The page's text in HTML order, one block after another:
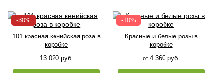
101 красная кенийская роза в
коробке
13 020 руб.
Красные и белые розы в
коробке
от 4 360 руб.